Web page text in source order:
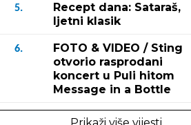
5.
Recept dana: Sataraš,
ljetni klasik
6.
FOTO & VIDEO / Sting
otvorio rasprodani
koncert u Puli hitom
Message in a Bottle